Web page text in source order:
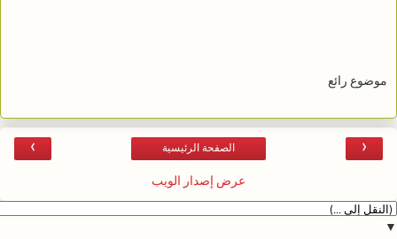
موضوع رائع
‹
› الصفحة الرئيسية
عرض إصدار الويب
▼